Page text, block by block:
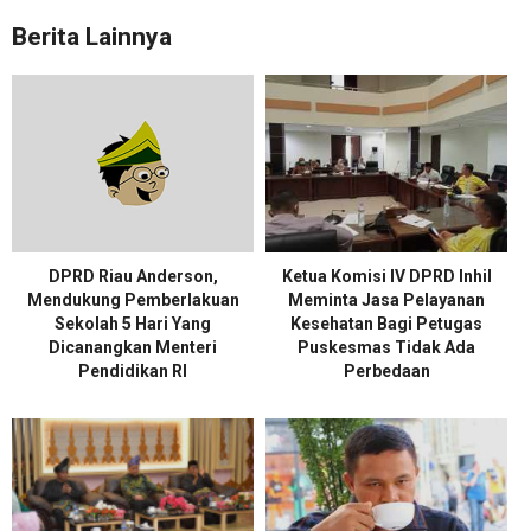
Berita Lainnya
DPRD Riau Anderson,
Mendukung Pemberlakuan
Sekolah 5 Hari Yang
Dicanangkan Menteri
Pendidikan RI
Ketua Komisi IV DPRD Inhil
Meminta Jasa Pelayanan
Kesehatan Bagi Petugas
Puskesmas Tidak Ada
Perbedaan